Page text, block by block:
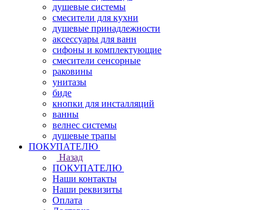
душевые системы
смесители для кухни
душевые принадлежности
аксессуары для ванн
сифоны и комплектующие
смесители сенсорные
раковины
унитазы
биде
кнопки для инсталляций
ванны
велнес системы
душевые трапы
ПОКУПАТЕЛЮ
Назад
ПОКУПАТЕЛЮ
Наши контакты
Наши реквизиты
Оплата